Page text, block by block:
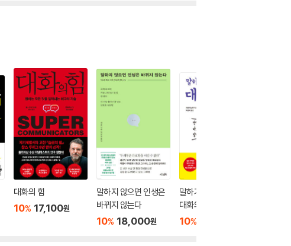
대화의 힘
10% 17,100원
말하지 않으면 인생은
바뀌지 않는다
10% 18,000원
말하기 고수들만 아는
대화의 기술
10%